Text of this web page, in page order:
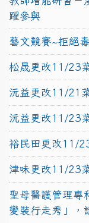
躍參與
藝文競賽~拒絕
松晟更改11/23
沅益更改11/21
沅益更改11/23
裕民田更改11/
津味更改11/23
聖母醫護管理專
變裝行走秀」，